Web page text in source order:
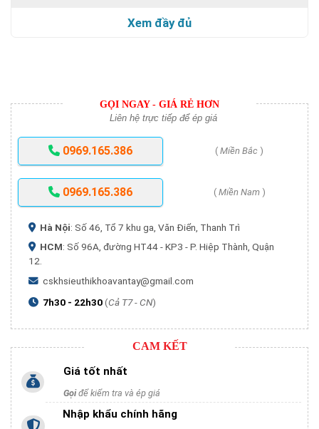
Xem đầy đủ
GỌI NGAY - GIÁ RẺ HƠN
Liên hệ trực tiếp để ép giá
0969.165.386 ( Miền Bắc )
0969.165.386 ( Miền Nam)
Hà Nội: Số 46, Tổ 7 khu ga, Văn Điển, Thanh Trì
HCM: Số 96A, đường HT44 - KP3 - P. Hiệp Thành, Quận
12.
cskhsieuthikhoavantay@gmail.com
7h30 - 22h30(Cả T7 - CN)
CAM KẾT
Giá tốt nhất
Gọiđể kiểm tra và ép giá
Nhập khẩu chính hãng